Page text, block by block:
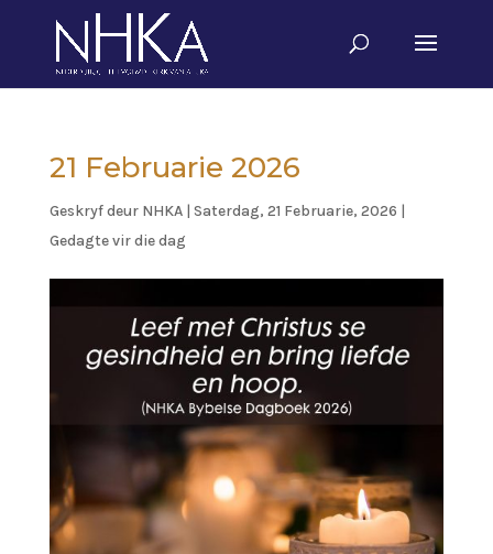
21 Februarie 2026
Geskryf deur NHKA| Saterdag, 21 Februarie, 2026 |
Gedagte vir die dag